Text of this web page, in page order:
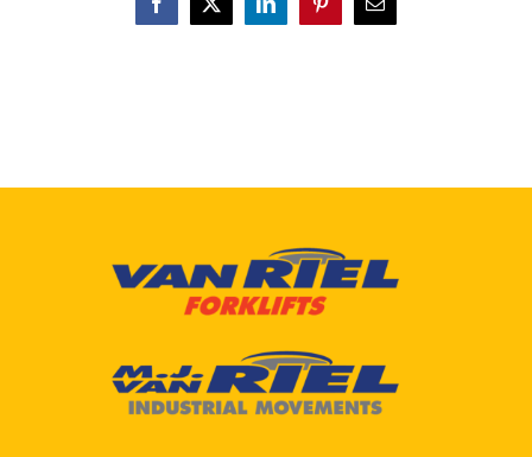
Facebook
X LinkedInPinterest
E-
mail